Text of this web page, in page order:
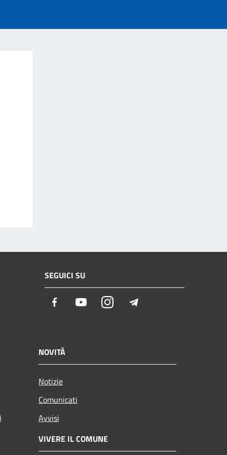
SEGUICI SU
Facebook YoutubeInstagram
NOVITÀ
Notizie
Comunicati
Avvisi
VIVERE IL COMUNE